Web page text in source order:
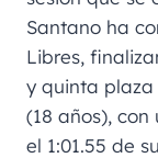
Santano ha
Libres,
y quinta
(18 años), con
el 1:01.55 de